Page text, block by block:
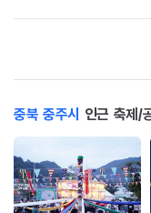
충북 충주시 인근 축제/